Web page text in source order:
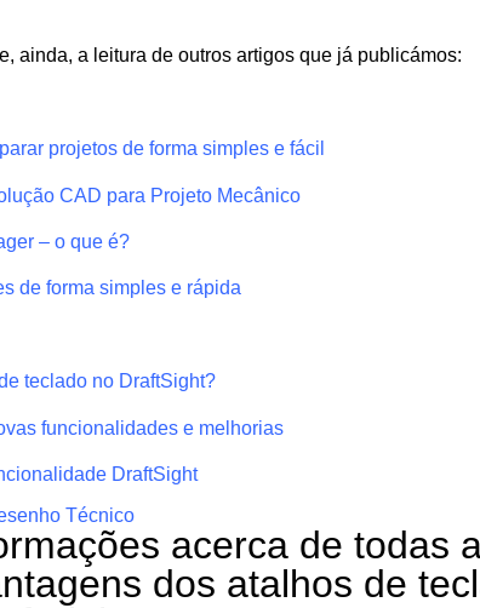
ainda, a leitura de outros artigos que já publicámos:
projetos de forma simples e fácil
CAD para Projeto Mecânico
– o que é?
de forma simples e rápida
teclado no DraftSight?
funcionalidades e melhorias
DraftSight
Técnico
acerca de todas
dos atalhos de